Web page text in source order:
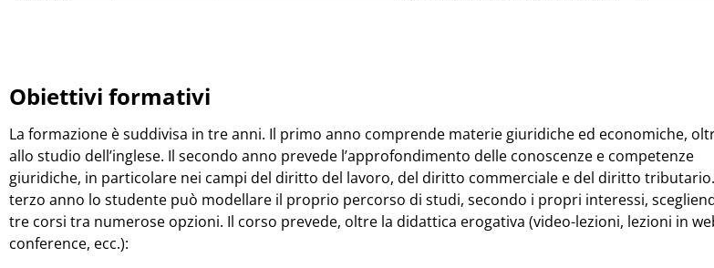
Obiettivi formativi
La formazione è suddivisa in tre anni. Il primo anno comprende materie giuridiche ed economiche,
allo studio dell’inglese. Il secondo anno prevede l’approfondimento delle conoscenze e competenze
giuridiche, in particolare nei campi del diritto del lavoro, del diritto commerciale e del diritto
terzo anno lo studente può modellare il proprio percorso di studi, secondo i propri interessi,
tre corsi tra numerose opzioni. Il corso prevede, oltre la didattica erogativa (video-lezioni, lezioni in
conference, ecc.):